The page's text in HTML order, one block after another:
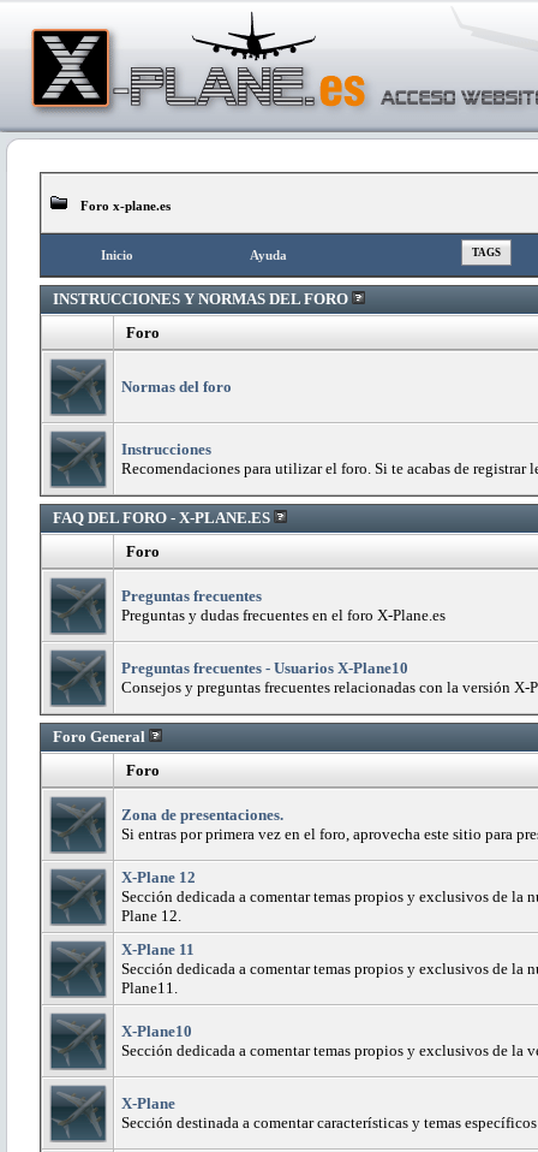
Foro x-plane.es
Inicio Ayuda TAGS
INSTRUCCIONES Y NORMAS DEL FORO
Foro
Normas del foro
Instrucciones
Recomendaciones para utilizar el foro. Si te acabas de registrar
FAQ DEL FORO - X-PLANE.ES
Foro
Preguntas frecuentes
Preguntas y dudas frecuentes en el foro X-Plane.es
Preguntas frecuentes - Usuarios X-Plane10
Consejos y preguntas frecuentes relacionadas con la versión X-
Foro General
Foro
Zona de presentaciones.
Si entras por primera vez en el foro, aprovecha este sitio para
X-Plane 12
Sección dedicada a comentar temas propios y exclusivos de la
Plane 12.
X-Plane 11
Sección dedicada a comentar temas propios y exclusivos de la
Plane11.
X-Plane10
Sección dedicada a comentar temas propios y exclusivos de la
X-Plane
Sección destinada a comentar características y temas